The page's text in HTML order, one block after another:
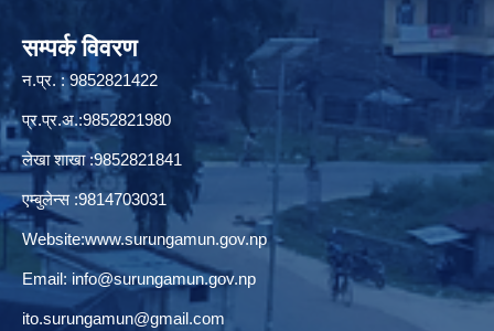
सम्पर्क विवरण
न.प्र. : 9852821422
प्र.प्र.अ.:9852821980
लेखा शाखा :9852821841
एम्बुलेन्स :9814703031
Website:www.surungamun.gov.np
Email: info@surungamun.gov.np
ito.surungamun@gmail.com